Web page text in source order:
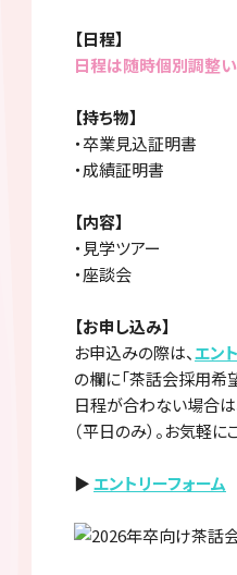
【日程】
日程は随時個別調整
【持ち物】
・卒業見込証明書
・成績証明書
【内容】
・見学ツアー
・座談会
【お申し込み】
お申込みの際は、エン
の欄に「茶話会採用希
日程が合わない場合
（平日のみ）。お気軽に
▶エントリーフォーム